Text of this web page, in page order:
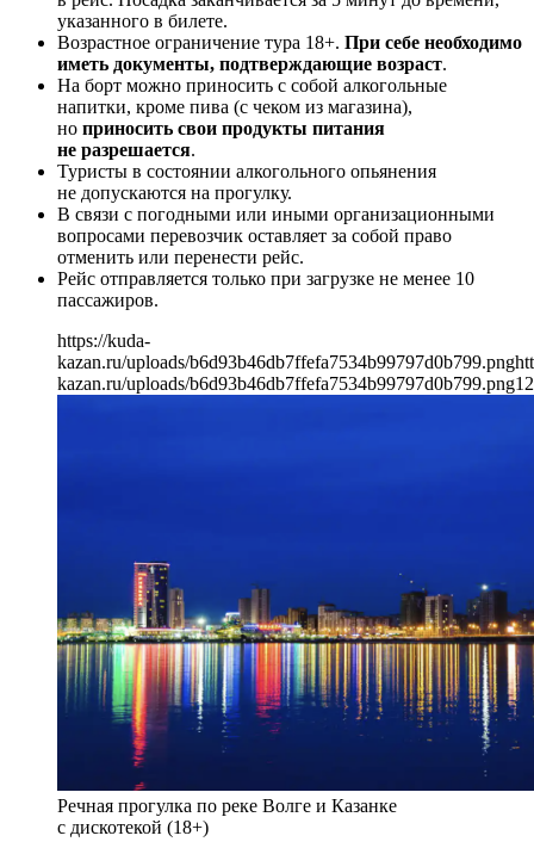
указанного в билете.
Возрастное ограничение тура 18+. При себе необходимо
иметь документы, подтверждающие возраст.
На борт можно приносить с собой алкогольные
напитки, кроме пива (с чеком из магазина),
но приносить свои продукты питания
не разрешается.
Туристы в состоянии алкогольного опьянения
не допускаются на прогулку.
В связи с погодными или иными организационными
вопросами перевозчик оставляет за собой право
отменить или перенести рейс.
Рейс отправляется только при загрузке не менее 10
пассажиров.
https://kuda-
kazan.ru/uploads/b6d93b46db7ffefa7534b99797d0b799.png
kazan.ru/uploads/b6d93b46db7ffefa7534b99797d0b799.png
Речная прогулка по реке Волге и Казанке
с дискотекой (18+)